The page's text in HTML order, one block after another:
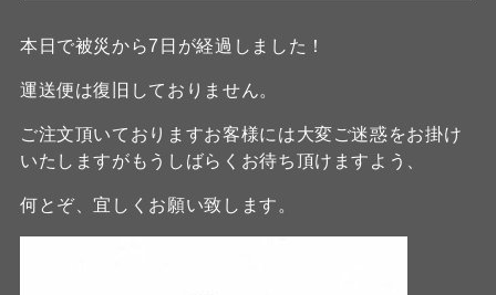
本日で被災から7日が経過しました！
運送便は復旧しておりません。
ご注文頂いておりますお客様には大変ご迷惑をお掛け
いたしますがもうしばらくお待ち頂けますよう、
何とぞ、宜しくお願い致します。